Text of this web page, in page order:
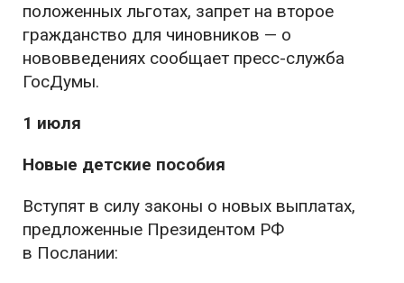
положенных льготах, запрет на второе
гражданство для чиновников — о
нововведениях сообщает пресс-служба
ГосДумы.
1 июля
Новые детские пособия
Вступят в силу законы о новых выплатах,
предложенные Президентом РФ
в Послании: